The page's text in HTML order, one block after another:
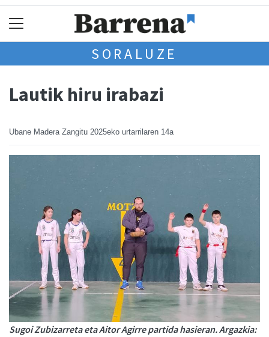
SORALUZE
Lautik hiru irabazi
Ubane Madera Zangitu 2025eko urtarrilaren 14a
Sugoi Zubizarreta eta Aitor Agirre partida hasieran. Argazkia: